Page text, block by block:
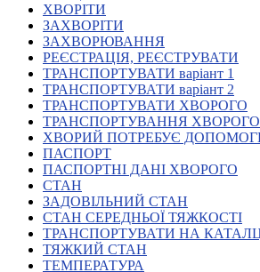
Громадські ради УТОГ ⩺
Всеукраїнська Рада
організацій УТОГ
Всеукраїнська Рада
Всеукраїнська Рада
мови УТОГ
Всеукраїнська Рада
Молодіжні лідери УТОГ
Ветерани УТОГ
Мережа УТОГ
Підприємства УТОГ
Рекорди УТОГ
Видання УТОГ
Звіти
ХВОРІТИ
ЗАХВОРІТИ
ЗАХВОРЮВАННЯ
РЕЄСТРАЦІЯ, РЕЄСТРУВАТИ
ТРАНСПОРТУВАТИ варіант 1
ТРАНСПОРТУВАТИ варіант 2
ТРАНСПОРТУВАТИ ХВОРОГО
ТРАНСПОРТУВАННЯ ХВОРОГО
ХВОРИЙ ПОТРЕБУЄ
ПАСПОРТ
ПАСПОРТНІ ДАНІ ХВОРОГО
СТАН
ЗАДОВІЛЬНИЙ СТАН
СТАН СЕРЕДНЬОЇ ТЯЖКОСТІ
ТРАНСПОРТУВАТИ НА
ТЯЖКИЙ СТАН
ТЕМПЕРАТУРА